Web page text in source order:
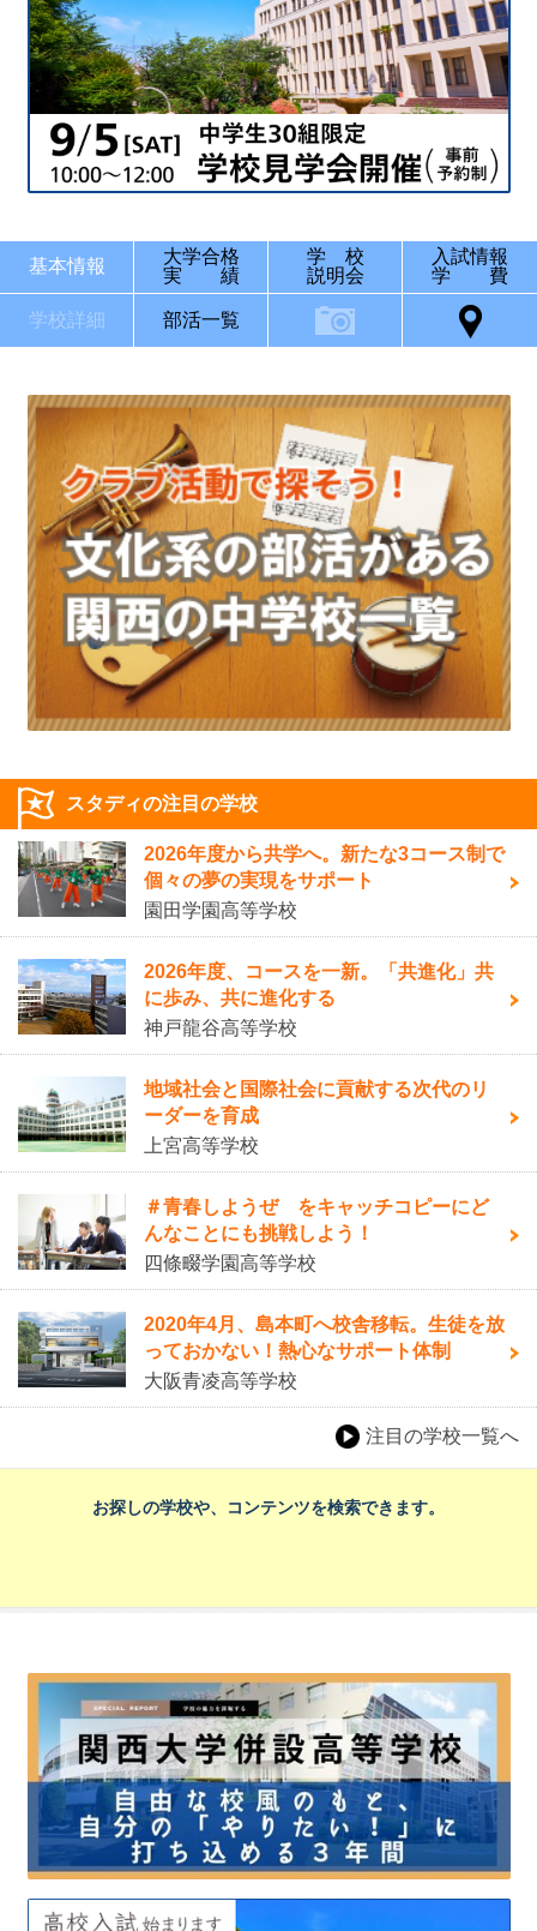
基本情報
大学合格
実 績
学 校
説明会
入試情報
学 費
学校詳細 部活一覧
スタディの注目の学校
2026年度から共学へ。新たな3コース制で
個々の夢の実現をサポート
園田学園高等学校
2026年度、コースを一新。「共進化」共
に歩み、共に進化する
神戸龍谷高等学校
地域社会と国際社会に貢献する次代のリ
ーダーを育成
上宮高等学校
＃青春しようぜ をキャッチコピーにど
んなことにも挑戦しよう！
四條畷学園高等学校
2020年4月、島本町へ校舎移転。生徒を放
っておかない！熱心なサポート体制
大阪青凌高等学校
注目の学校一覧へ
お探しの学校や、コンテンツを検索できます。